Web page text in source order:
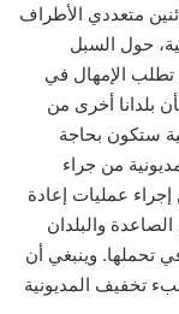
متعددي الأطراف
حول السبل
تطلب الإمهال في
بلدانا أخرى من
ستكون بحاجة
من جراء
عمليات إعادة
والبلدان
تحملها. وينبغي أن
تخفيف المديونية